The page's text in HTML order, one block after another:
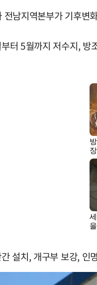
남지역본부가 기후
터 5월까지 저수지,
설치, 개구부 보강,